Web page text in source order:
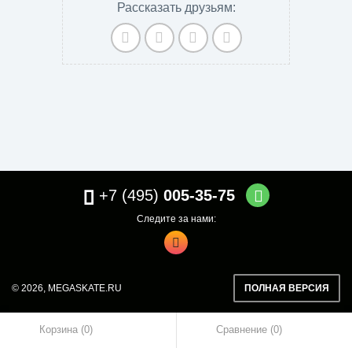
Корзина (0) Сравнение 0
Рассказать друзьям:
+7 (495) 005-35-75
Следите за нами:
© 2026, MEGASKATE.RU ПОЛНАЯ ВЕРСИЯ